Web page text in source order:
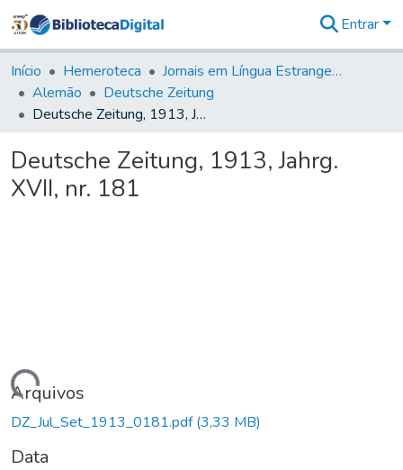
&
Coleções
Tudo na
Biblioteca
Estatísticas
Entrar
Início Hemeroteca
Jornais em Língua Estrangeira
Alemão
Deutsche Zeitung
Deutsche Zeitung, 1913, Jahrg. XVII, nr. 181
Deutsche Zeitung, 1913, Jahrg.
XVII, nr. 181
Arquivos
DZ_Jul_Set_1913_0181.pdf(3,33 MB)
Data